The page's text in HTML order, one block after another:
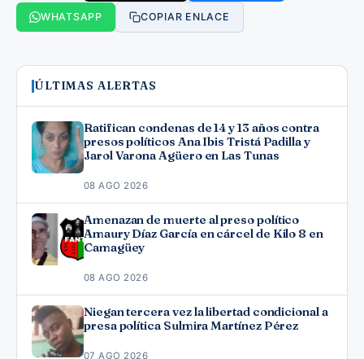
WHATSAPP COPIAR ENLACE
ÚLTIMAS ALERTAS
Ratifican condenas de 14 y 13 años contra
presos políticos Ana Ibis Tristá Padilla y
Jarol Varona Agüero en Las Tunas
08 AGO 2026
Amenazan de muerte al preso político
Amaury Díaz García en cárcel de Kilo 8 en
Camagüey
08 AGO 2026
Niegan tercera vez la libertad condicional a
presa política Sulmira Martínez Pérez
07 AGO 2026